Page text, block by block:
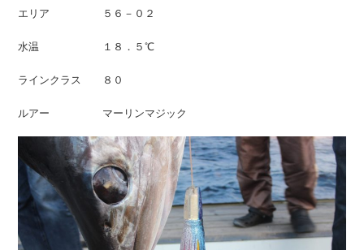
エリア ５６－０２
水温 １８．５℃
ラインクラス ８０
ルアー マーリンマジック